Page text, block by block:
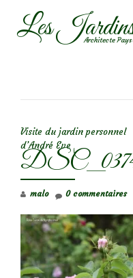
AllerLes Architecte
Visite du jardin personnel
d’André Eve
malo 0 commentaires